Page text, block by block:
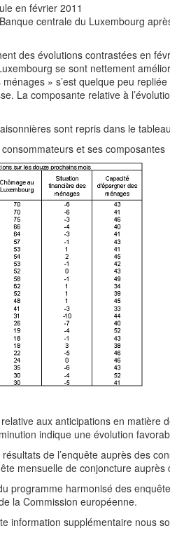
en février 2011
centrale du Luxembourg
des évolutions contrastées en
se sont nettement
» s’est quelque peu
La composante relative à
sont repris dans le
et ses composantes
aux anticipations en matière
indique une évolution
de l’enquête auprès des
mensuelle de conjoncture auprès
programme harmonisé des
la Commission européenne.
information supplémentaire nous